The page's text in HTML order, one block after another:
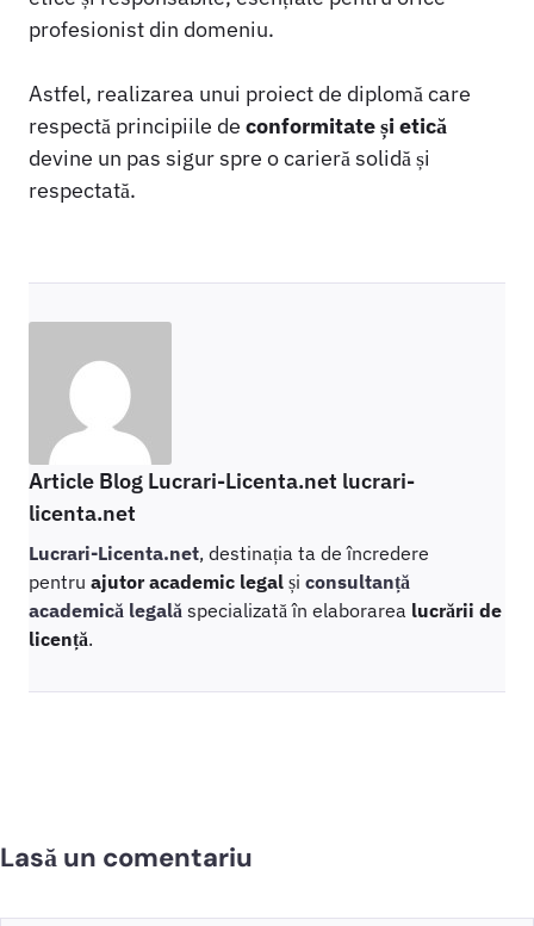
profesionist din domeniu.
Astfel, realizarea unui proiect de diplomă care
respectă principiile de conformitate și etică
devine un pas sigur spre o carieră solidă și
respectată.
Article Blog Lucrari-Licenta.net lucrari-
licenta.net
Lucrari-Licenta.net, destinația ta de încredere
pentru ajutor academic legal și consultanță
academică legală specializată în elaborarea lucrării de
licență.
Lasă un comentariu